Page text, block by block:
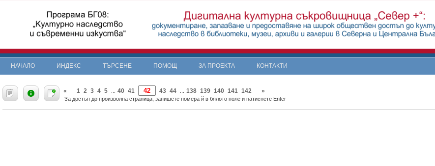
НАЧАЛО ИНДЕКС ТЪРСЕНЕ ПОМОЩ ЗА ПРОЕКТА КОНТАКТИ
« 1 2 3 4 5 40 41 43 44 138 139 140 141 142 »
За достъп до произволна страница, запишете номера й в бялото поле и натиснете Enter